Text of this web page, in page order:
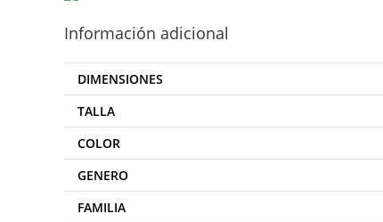
Información adicional
DIMENSIONES
TALLA
COLOR
GENERO
FAMILIA